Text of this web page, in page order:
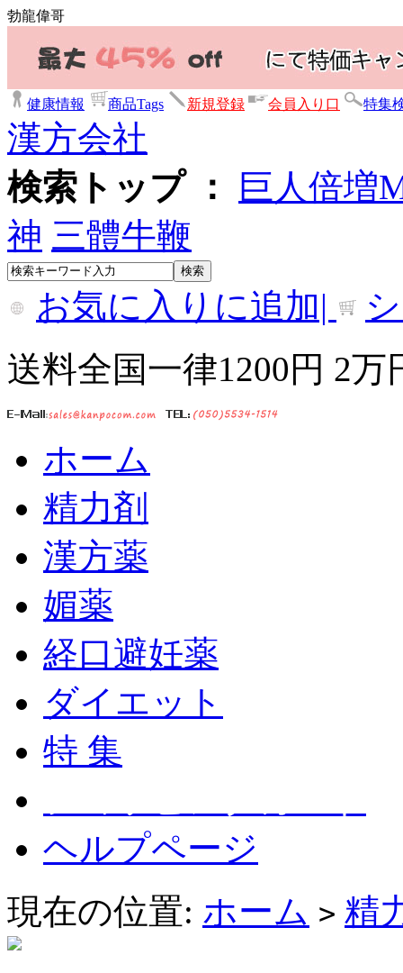
勃龍偉哥
健康情報 商品Tags 新規登録 会員入り口 特集
漢方会社
検索トップ ：
巨人倍増
神 三體牛鞭
お気に入りに追加|
送料全国一律1200円 2
ホーム
精力剤
漢方薬
媚薬
経口避妊薬
ダイエット
特 集
ヘルプページ
現在の位置: ホーム > 精